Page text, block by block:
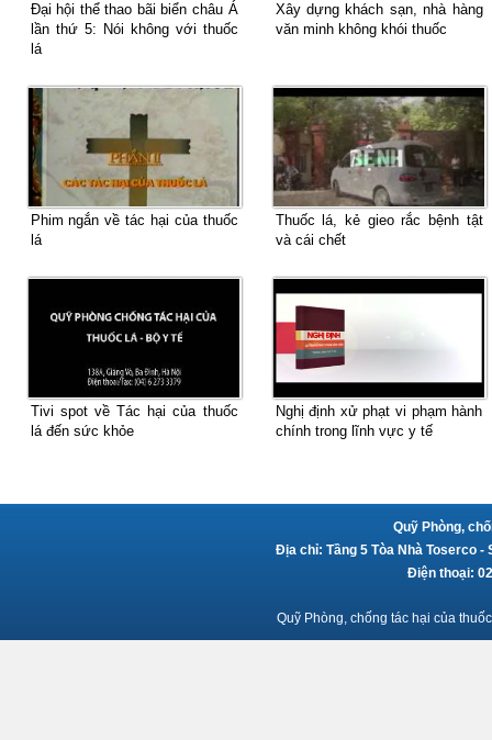
Đại hội thể thao bãi biển châu Á
lần thứ 5: Nói không với thuốc
lá
Xây dựng khách sạn, nhà hàng
văn minh không khói thuốc
Phim ngắn về tác hại của thuốc
lá
Thuốc lá, kẻ gieo rắc bệnh tật
và cái chết
Tivi spot về Tác hại của thuốc
lá đến sức khỏe
Nghị định xử phạt vi phạm hành
chính trong lĩnh vực y tế
Quỹ Phòng,
Địa chỉ: Tầng 5 Tòa Nhà Toserco -
Điện thoại:
Quỹ Phòng, chống tác hại của